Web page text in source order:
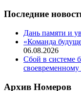
Последние
Дань памяти и
«Команда
06.08.2026
Сбой в системе
Архив Номеров